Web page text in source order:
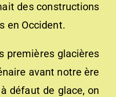
des constructions
en Occident.
premières glacières
avant notre ère
défaut de glace, on